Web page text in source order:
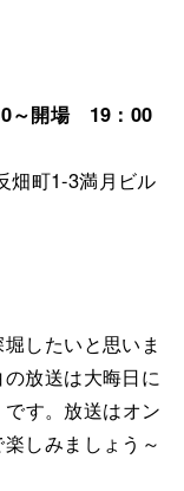
～開場 19：00
町1-3満月ビル
したいと思いま
放送は大晦日に
す。放送はオン
しみましょう～